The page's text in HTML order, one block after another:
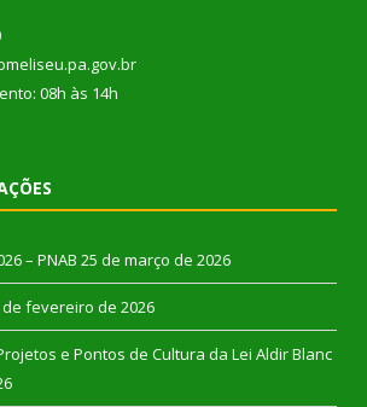
08h às 14h
– PNAB 25 de março de 2026
de fevereiro de 2026
e Pontos de Cultura da Lei Aldir Blanc